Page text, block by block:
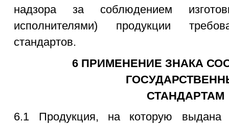
надзора за соблюдением
исполнителями) продукции
стандартов.
6 ПРИМЕНЕНИЕ ЗНАКА
СТАНДАРТАМ
6.1 Продукция, на которую выдана